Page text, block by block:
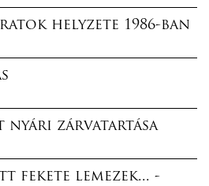
helyzete 1986-ban
zárvatartása
fekete lemezek... -